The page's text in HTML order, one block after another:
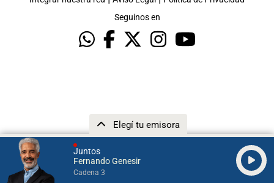
Juntos
Fernando Genesir
Cadena 3
Elegí tu emisora
Seguinos en